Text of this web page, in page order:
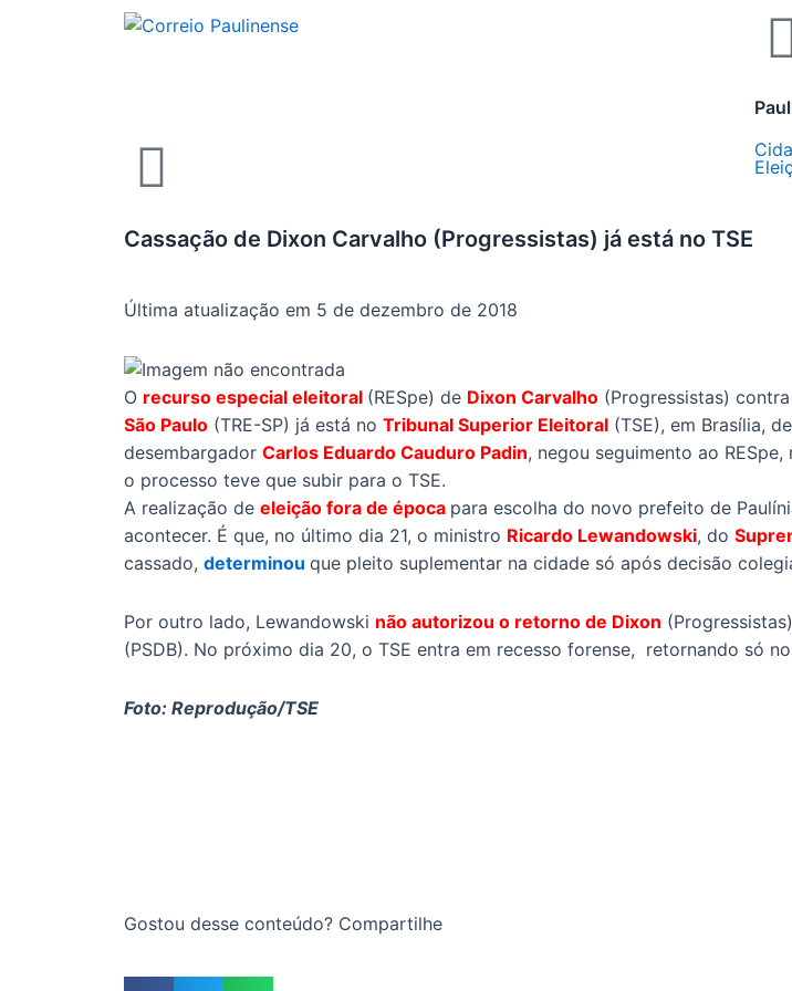
Cassação de Dixon Carvalho (Progressistas) já está no TSE
Última atualização em 5 de dezembro de 2018
O recurso especial eleitoral (RESpe) de Dixon Carvalho (Progressistas)
São Paulo (TRE-SP) já está no Tribunal Superior Eleitoral (TSE), em Brasília,
desembargador Carlos Eduardo Cauduro Padin, negou seguimento ao
o processo teve que subir para o TSE.
A realização de eleição fora de época para escolha do novo prefeito de
acontecer. É que, no último dia 21, o ministro Ricardo Lewandowski, do
cassado, determinou que pleito suplementar na cidade só após decisão
Por outro lado, Lewandowski não autorizou o retorno de Dixon
(PSDB). No próximo dia 20, o TSE entra em recesso forense, retornando só
Foto: Reprodução/TSE
Gostou desse conteúdo? Compartilhe